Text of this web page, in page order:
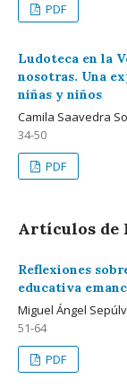
PDF
Ludoteca en la
nosotras. Una
niñas y niños
Camila Saavedra
34-50
PDF
Artículos de
Reflexiones
educativa
Miguel Ángel
51-64
PDF